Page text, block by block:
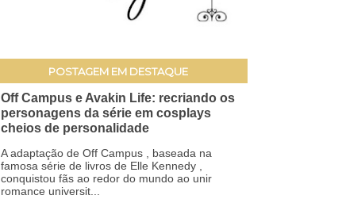
POSTAGEM EM DESTAQUE
Off Campus e Avakin Life: recriando os
personagens da série em cosplays
cheios de personalidade
A adaptação de Off Campus , baseada na
famosa série de livros de Elle Kennedy ,
conquistou fãs ao redor do mundo ao unir
romance universit...